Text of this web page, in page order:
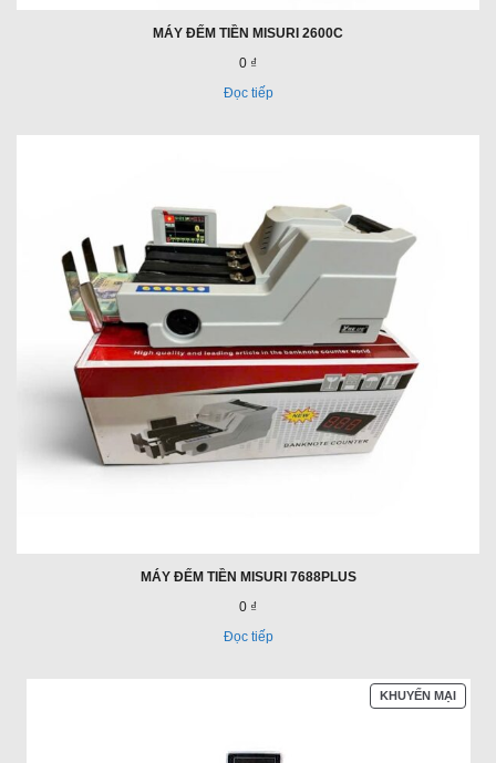
MÁY ĐẾM TIỀN MISURI 2600C
0 ₫
Đọc tiếp
MÁY ĐẾM TIỀN MISURI 7688PLUS
0 ₫
Đọc tiếp
KHUYẾN MẠISẢN
PHẨM